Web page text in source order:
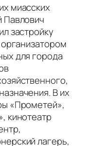
миасских
Павлович
застройку
для города
В их
«Прометей»,
кинотеатр
лагерь,